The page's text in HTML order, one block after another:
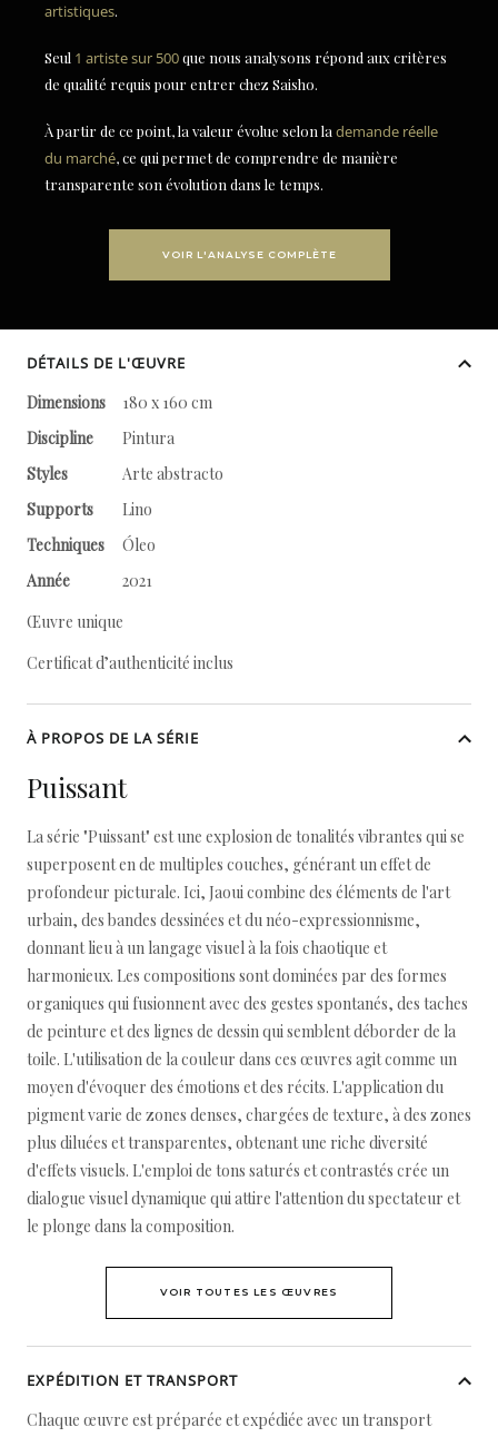
artistiques.
Seul 1 artiste sur 500que nous analysons répond aux critères
de qualité requis pour entrer chez Saisho.
À partir de ce point, la valeur évolue selon la demande réelle
du marché, ce qui permet de comprendre de manière
transparente son évolution dans le temps.
VOIR L'ANALYSE COMPLÈTE
DÉTAILS DE L'ŒUVRE
Dimensions
180 x 160 cm
Discipline
Pintura
Styles
Arte abstracto
Supports
Lino
Techniques
Óleo
Année
2021
Œuvre unique
Certificat d’authenticité inclus
À PROPOS DE LA SÉRIE
Puissant
La série "Puissant" est une explosion de tonalités vibrantes qui se
superposent en de multiples couches, générant un effet de
profondeur picturale. Ici, Jaoui combine des éléments de l'art
urbain, des bandes dessinées et du néo-expressionnisme,
donnant lieu à un langage visuel à la fois chaotique et
harmonieux. Les compositions sont dominées par des formes
organiques qui fusionnent avec des gestes spontanés, des taches
de peinture et des lignes de dessin qui semblent déborder de la
toile. L'utilisation de la couleur dans ces œuvres agit comme un
moyen d'évoquer des émotions et des récits. L'application du
pigment varie de zones denses, chargées de texture, à des zones
plus diluées et transparentes, obtenant une riche diversité
d'effets visuels. L'emploi de tons saturés et contrastés crée un
dialogue visuel dynamique qui attire l'attention du spectateur et
le plonge dans la composition.
VOIR TOUTES LES ŒUVRES
EXPÉDITION ET TRANSPORT
Chaque œuvre est préparée et expédiée avec un transport